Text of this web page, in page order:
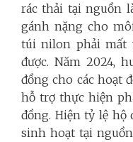
rác thải tại nguồn
gánh nặng cho
túi nilon phải mất
được. Năm 2024,
đồng cho các hoạt
hỗ trợ thực hiện
đồng. Hiện tỷ lệ hộ
sinh hoạt tại nguồn